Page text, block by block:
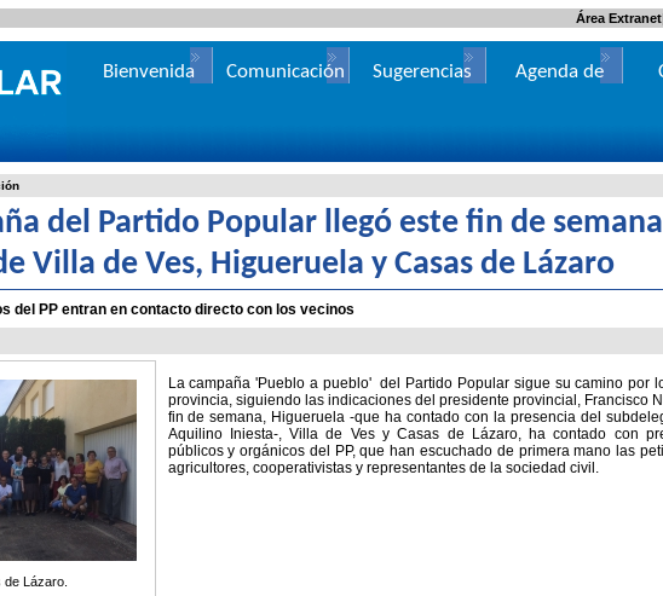
del Partido Popular llegó este fin de
Villa de Ves, Higueruela y Casas de Lázaro
del PP entran en contacto directo con los vecinos
de Lázaro.
La campaña 'Pueblo a pueblo' del Partido Popular sigue su camino por
provincia, siguiendo las indicaciones del presidente provincial, Francisco
fin de semana, Higueruela -que ha contado con la presencia del
Aquilino Iniesta-, Villa de Ves y Casas de Lázaro, ha contado con
públicos y orgánicos del PP, que han escuchado de primera mano las
agricultores, cooperativistas y representantes de la sociedad civil.
|
Área Extranet
Bienvenida Comunicación Sugerencias
Agenda de